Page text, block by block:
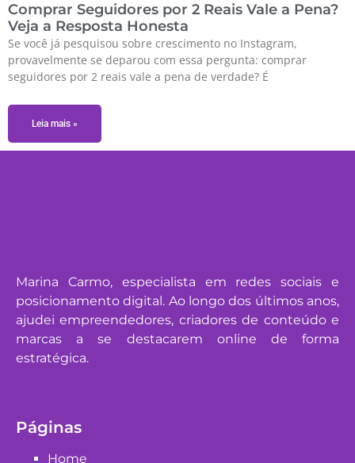
Comprar Seguidores por 2 Reais Vale a Pena?
Veja a Resposta Honesta
Se você já pesquisou sobre crescimento no Instagram,
provavelmente se deparou com essa pergunta: comprar
seguidores por 2 reais vale a pena de verdade? É
Leia mais »
Marina Carmo, especialista em redes sociais e
posicionamento digital. Ao longo dos últimos anos,
ajudei empreendedores, criadores de conteúdo e
marcas a se destacarem online de forma
estratégica.
Páginas
Home